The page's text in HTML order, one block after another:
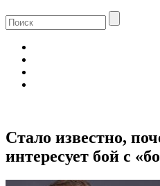
Стало известно,
интересует бой с